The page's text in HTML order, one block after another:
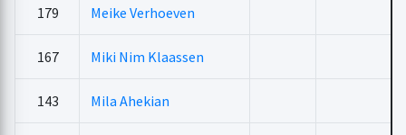
179 Meike Verhoeven
167 Miki Nim Klaassen
143 Mila Ahekian